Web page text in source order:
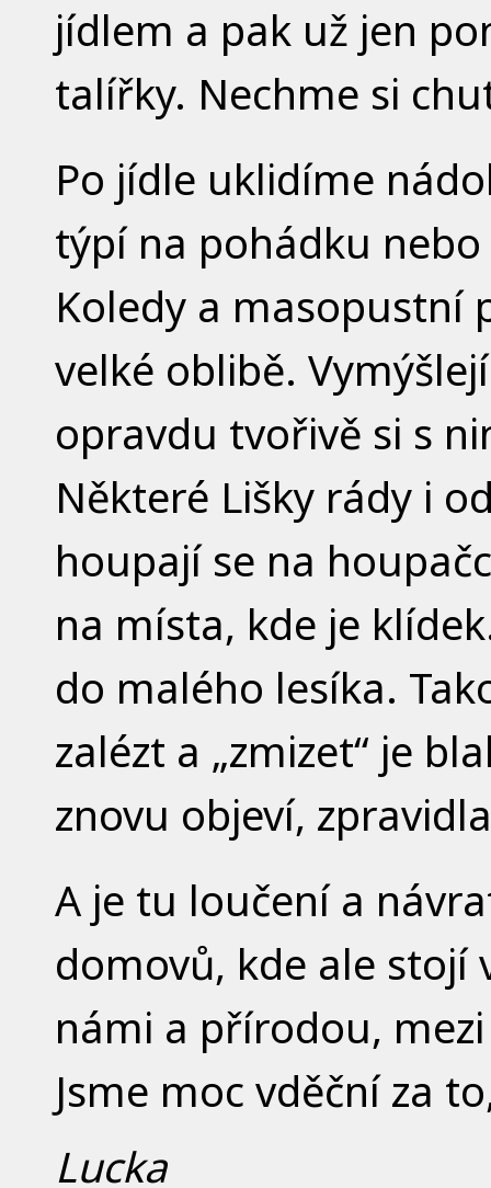
jídlem a pak už jen
talířky. Nechme si
Po jídle uklidíme
týpí na pohádku
Koledy a masopustní
velké oblibě.
opravdu tvořivě si s
Některé Lišky rády i
houpají se na
na místa, kde je
do malého lesíka.
zalézt a „zmizet“ je
znovu objeví,
A je tu loučení a
domovů, kde ale stojí
námi a přírodou,
Jsme moc vděční za
Lucka